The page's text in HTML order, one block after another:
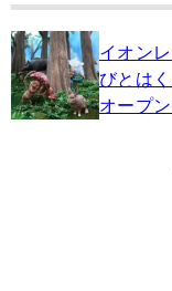
イオン
びとは
オープ